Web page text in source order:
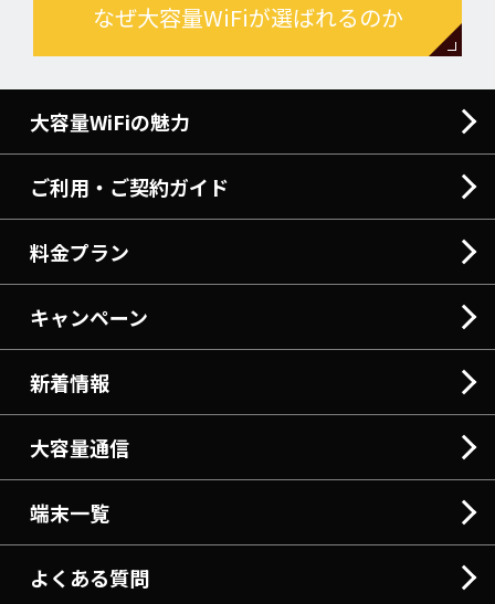
なぜ大容量WiFiが選ばれるのか
大容量WiFiの魅力
ご利用・ご契約ガイド
料金プラン
キャンペーン
新着情報
大容量通信
端末一覧
よくある質問